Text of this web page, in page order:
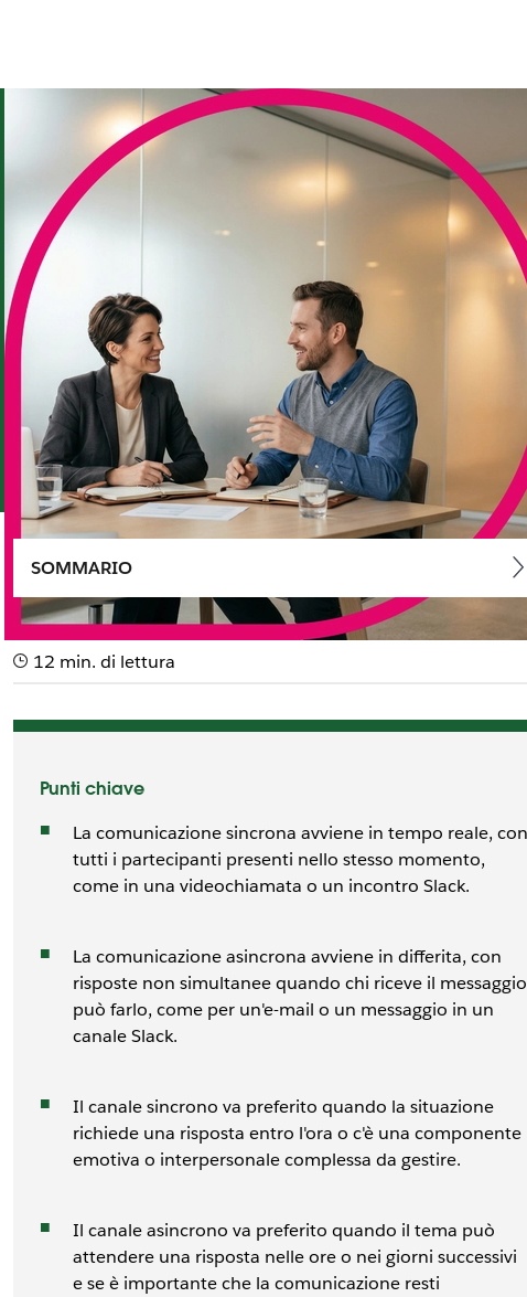
sincrona e
SOMMARIO
12 min. di lettura
Punti chiave
La comunicazione sincrona avviene in tempo reale, con
tutti i partecipanti presenti nello stesso momento,
come in una videochiamata o un incontro Slack.
La comunicazione asincrona avviene in differita, con
risposte non simultanee quando chi riceve il messaggio
può farlo, come per un'e-mail o un messaggio in un
canale Slack.
Il canale sincrono va preferito quando la situazione
richiede una risposta entro l'ora o c'è una componente
emotiva o interpersonale complessa da gestire.
Il canale asincrono va preferito quando il tema può
attendere una risposta nelle ore o nei giorni successivi
e se è importante che la comunicazione resti